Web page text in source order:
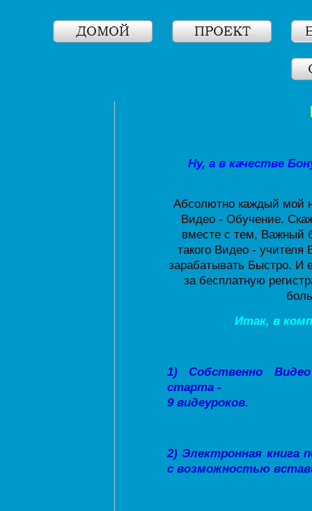
Ну, а в качестве
Абсолютно каждый мой
Видео - Обучение.
вместе с тем, Важный
такого Видео - учителя
зарабатывать Быстро. И
за бесплатную
Итак, в
1) Собственно
старта -
9 видеуроков.
2) Электронная книга
с возможностью